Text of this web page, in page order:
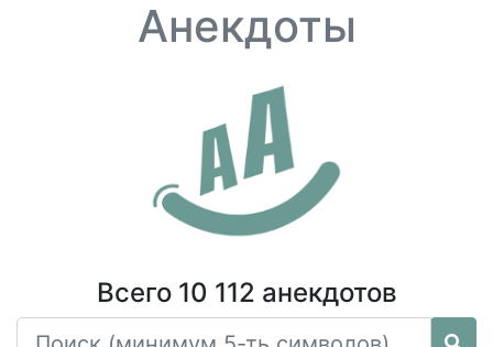
Анекдоты
Всего 10 112 анекдотов